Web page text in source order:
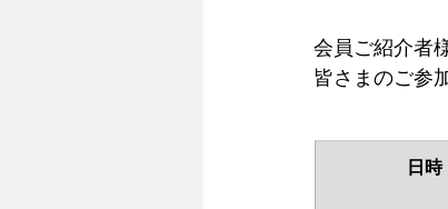
会員ご紹介者
皆さまのご参
日時